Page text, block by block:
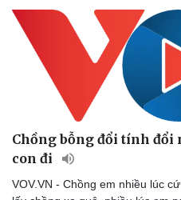
Chồng bỗng đổi tính đổi
con đi
VOV.VN - Chồng em nhiều lúc